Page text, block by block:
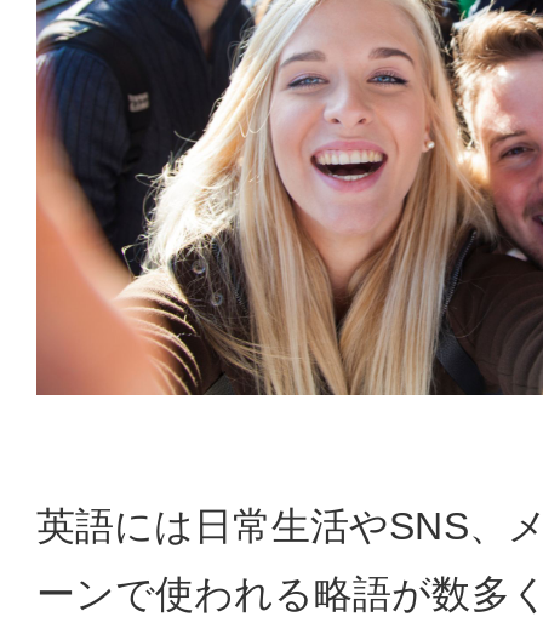
英語には日常生活やSNS、
ーンで使われる略語が数多